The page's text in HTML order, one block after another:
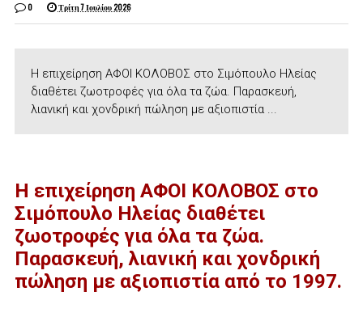
0 Τρίτη 7 Ιουλίου 2026
Η επιχείρηση ΑΦΟΙ ΚΟΛΟΒΟΣ στο Σιμόπουλο Ηλείας
διαθέτει ζωοτροφές για όλα τα ζώα. Παρασκευή,
λιανική και χονδρική πώληση με αξιοπιστία ...
Η επιχείρηση ΑΦΟΙ ΚΟΛΟΒΟΣ στο
Σιμόπουλο Ηλείας διαθέτει
ζωοτροφές για όλα τα ζώα.
Παρασκευή, λιανική και χονδρική
πώληση με αξιοπιστία από το 1997.